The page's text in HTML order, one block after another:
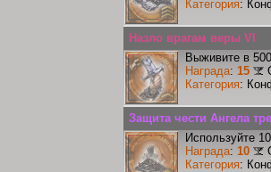
Категория:
Назло врагам веры VI
Выживите в
Награда: 15
Категория:
Защита чести Ангела
Используйте
Награда: 10
Категория: